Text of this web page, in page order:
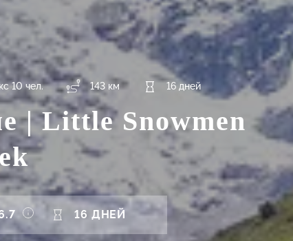
10 чел. 143 км 16 дней
| Little Snowmen
16 ДНЕЙ